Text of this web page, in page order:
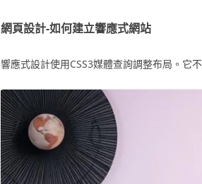
網頁設計-如何建立響應式網站
響應式設計使用CSS3媒體查詢調整布局。它